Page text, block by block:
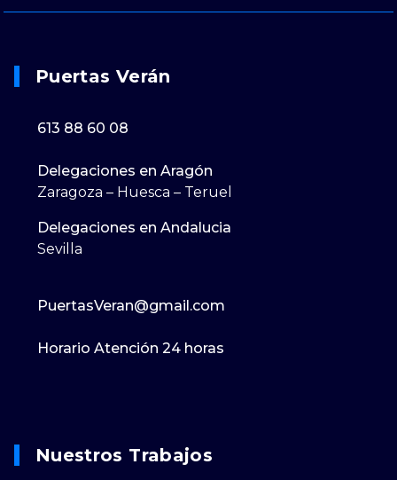
Puertas Verán
613 88 60 08
Delegaciones en Aragón
Zaragoza – Huesca – Teruel
Delegaciones en Andalucia
Sevilla
PuertasVeran@gmail.com
Horario Atención 24 horas
Nuestros Trabajos